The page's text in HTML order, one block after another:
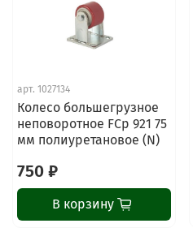
арт. 1027134
Колесо большегрузное
неповоротное FCp 921 75
мм полиуретановое (N)
750 ₽
В корзину